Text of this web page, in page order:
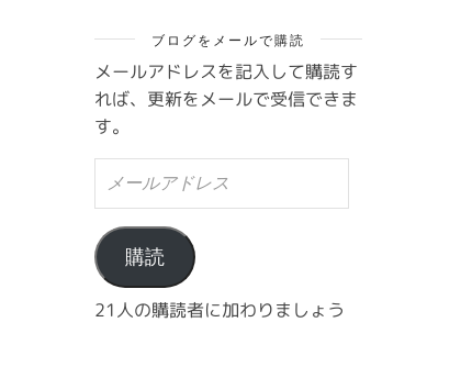
ブログをメールで購読
メールアドレスを記入して購読す
れば、更新をメールで受信できま
す。
ル
ア
ド
レ
ス
購読
21人の購読者に加わりましょう